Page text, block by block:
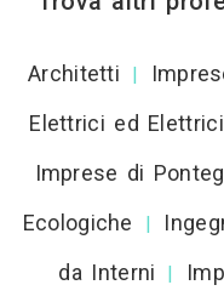
Architetti |
Elettrici ed
Imprese di
Ecologiche
|
da Interni
|